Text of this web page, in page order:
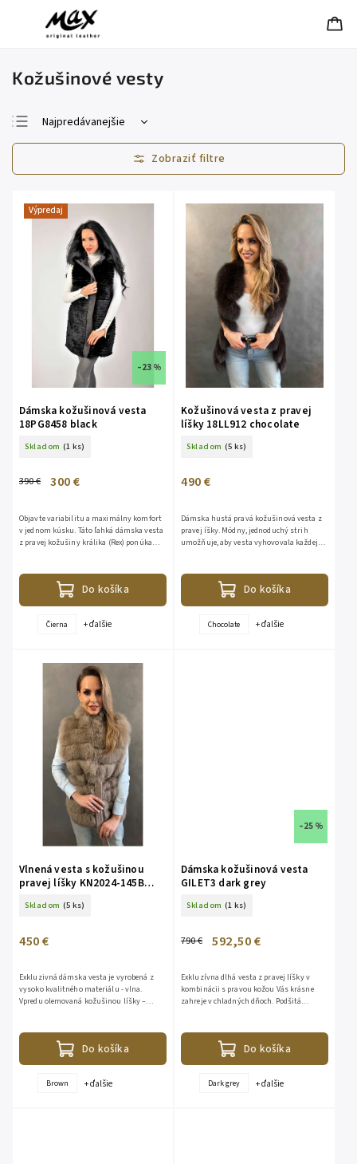
Kožušinové vesty
Najpredávanejšie
Najlacnejšie
Najdrahšie
Výpredaj
–23 %
Dámska kožušinová vesta
18PG8458 black
Skladom (1 ks)
390 € 300 €
Do košíka
Objavte variabilitu a maximálny komfort
v jednom kúsku. Táto ľahká dámska vesta
z pravej kožušiny králika (Rex) ponúka
Čierna + ďalšie
Kožušinová vesta z pravej
líšky 18LL912 chocolate
Skladom (5 ks)
490 €
Do košíka
Dámska hustá pravá kožušinová vesta z
pravej íšky. Módny, jednoduchý strih
umožňuje, aby vesta vyhovovala každej
Chocolate + ďalšie
Vlnená vesta s kožušinou
pravej líšky KN2024-145B
Skladom (5 ks)
450 €
Do košíka
Exkluzivná dámska vesta je vyrobená z
vysoko kvalitného materiálu - vlna.
Vpredu olemovaná kožušinou líšky –
Brown + ďalšie
–25 %
Dámska kožušinová vesta
GILET3 dark grey
Skladom (1 ks)
790 € 592,50 €
Do košíka
Exkluzívna dlhá vesta z pravej líšky v
kombinácii s pravou kožou Vás krásne
zahreje v chladných dňoch. Podšitá
Dark grey + ďalšie